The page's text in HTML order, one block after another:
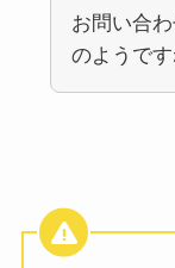
お問い合
のようです